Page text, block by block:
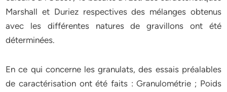
Marshall et Duriez respectives des mélanges obtenus
avec les différentes natures de gravillons ont été
déterminées.
En ce qui concerne les granulats, des essais préalables
de caractérisation ont été faits : Granulométrie ; Poids